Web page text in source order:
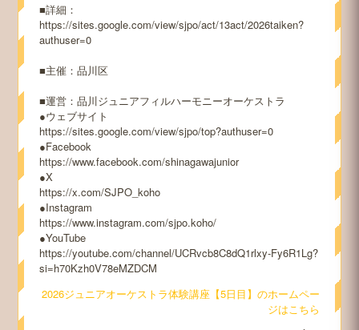
■詳細：
https://sites.google.com/view/sjpo/act/13act/2026taiken?
authuser=0
■主催：品川区
■運営：品川ジュニアフィルハーモニーオーケストラ
●ウェブサイト
https://sites.google.com/view/sjpo/top?authuser=0
●Facebook
https://www.facebook.com/shinagawajunior
●X
https://x.com/SJPO_koho
●Instagram
https://www.instagram.com/sjpo.koho/
●YouTube
https://youtube.com/channel/UCRvcb8C8dQ1rlxy-Fy6R1Lg?
si=h70Kzh0V78eMZDCM
2026ジュニアオーケストラ体験講座【5日目】